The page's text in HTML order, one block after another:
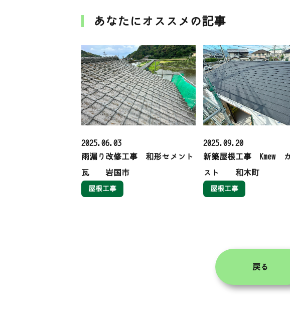
あなたにオススメの記事
2025.06.03
雨漏り改修工事 和形セメント
瓦 岩国市
屋根工事
2025.09.20
新築屋根工事 Kmew
スト 和木町
屋根工事
戻る